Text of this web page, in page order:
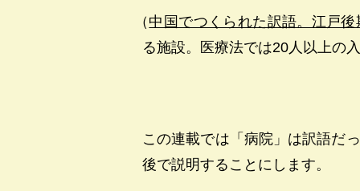
（ 中国でつくられた訳語。江戸
る施設。医療法では20人以上の
この連載では「病院」は訳語だ
後で説明することにします。